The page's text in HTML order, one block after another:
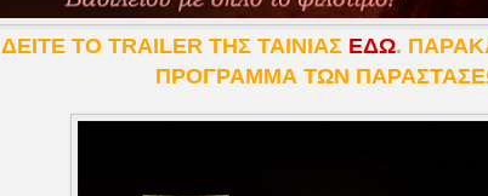
ΔΕΙΤΕ ΤΟ TRAILER ΤΗΣ ΤΑΙΝΙΑΣ ΕΔΩ.
ΠΡΟΓΡΑΜΜΑ ΤΩΝ